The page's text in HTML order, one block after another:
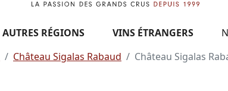
AUTRES RÉGIONS VINS ÉTRANGERS
Château Sigalas Rabaud Château Sigalas